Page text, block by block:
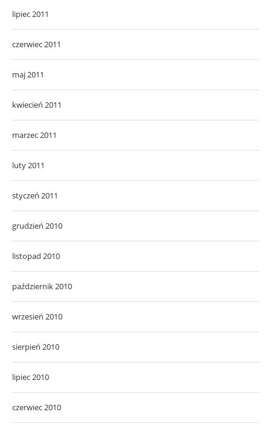
lipiec 2011
czerwiec 2011
maj 2011
kwiecień 2011
marzec 2011
luty 2011
styczeń 2011
grudzień 2010
listopad 2010
październik 2010
wrzesień 2010
sierpień 2010
lipiec 2010
czerwiec 2010